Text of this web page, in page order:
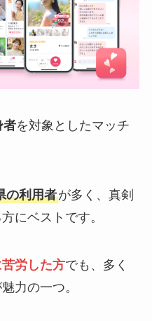
者を対象としたマッチ
の利用者が多く、真剣
にベストです。
労した方でも、多く
力の一つ。